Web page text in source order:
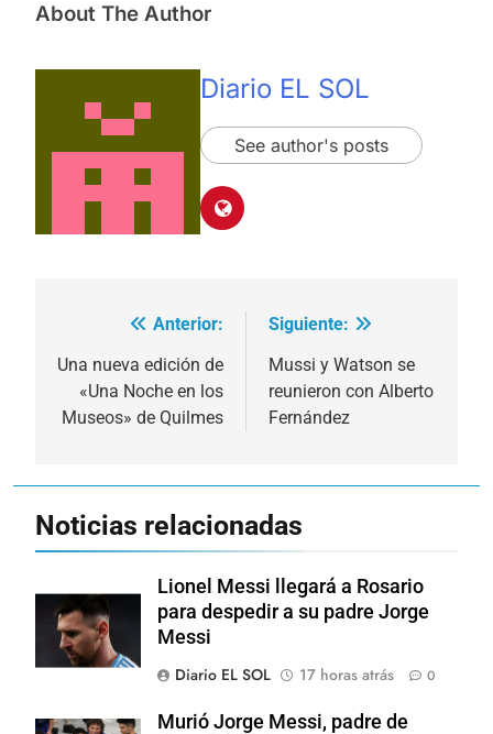
About The Author
Diario EL SOL
See author's posts
Navegación
de
entradas
Anterior:
Una nueva edición de
«Una Noche en los
Museos» de Quilmes
Siguiente:
Mussi y Watson se
reunieron con Alberto
Fernández
Noticias relacionadas
Lionel Messi llegará a Rosario
para despedir a su padre Jorge
Messi
Diario EL SOL
17 horas atrás 0
Murió Jorge Messi, padre de